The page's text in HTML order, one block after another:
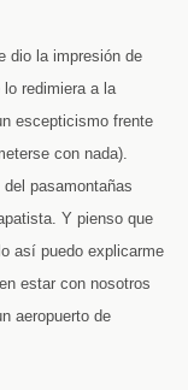
dio la impresión de
redimiera a la
escepticismo frente
con nada).
pasamontañas
Y pienso que
así puedo explicarme
estar con nosotros
aeropuerto de